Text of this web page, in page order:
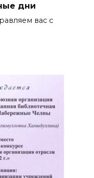
дни
вас с